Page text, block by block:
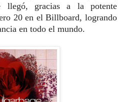
llegó, gracias a la potente
20 en el Billboard, logrando
en todo el mundo.